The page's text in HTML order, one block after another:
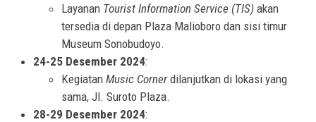
Layanan Tourist Information Service (TIS) akan
tersedia di depan Plaza Malioboro dan sisi timur
Museum Sonobudoyo.
24-25 Desember 2024:
Kegiatan Music Cornerdilanjutkan di lokasi yang
sama, Jl. Suroto Plaza.
28-29 Desember 2024: